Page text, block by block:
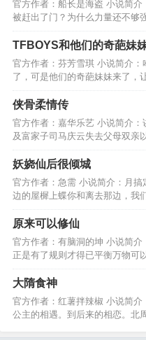
官方作者：船长是海盗 小说简
被赶出了门？为什么力量还不够
少年昂天大喊道。。。。…
TFBOYS和他们的奇葩妹
官方作者：芬芳雪琪 小说简介
了，可是他们的奇葩妹妹来了，
（好奇葩的妹妹啊~^O^）…
侠骨柔情传
官方作者：嘉华乐艺 小说简介
及富家子司马庆云失去父母双亲
帮丐帮主的亲身历程。…
妖娆仙后很倾城
官方作者：急需 小说简介：月
边的屋樨上蝶你和离去那边，我
句。Ok蝶朝月说了句Ok…
原来可以修仙
官方作者：有脑洞的坤 小说简
正是有了规则才得已平衡万物可
们猜它还会遵守规则吗…
大隋食神
官方作者：红薯拌辣椒 小说简
公主的相遇。到后来的相恋。北